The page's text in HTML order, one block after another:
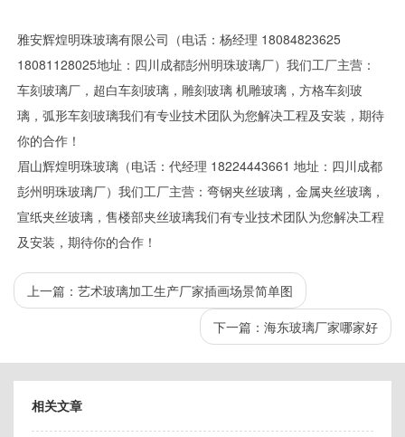
雅安辉煌明珠玻璃有限公司（电话：杨经理 18084823625
18081128025地址：四川成都彭州明珠玻璃厂）我们工厂主营：
车刻玻璃厂，超白车刻玻璃，雕刻玻璃 机雕玻璃，方格车刻玻
璃，弧形车刻玻璃我们有专业技术团队为您解决工程及安装，期待
你的合作！
眉山辉煌明珠玻璃（电话：代经理 18224443661 地址：四川成都
彭州明珠玻璃厂）我们工厂主营：弯钢夹丝玻璃，金属夹丝玻璃，
宣纸夹丝玻璃，售楼部夹丝玻璃我们有专业技术团队为您解决工程
及安装，期待你的合作！
上一篇： 艺术玻璃加工生产厂家插画场景简单图
下一篇： 海东玻璃厂家哪家好
相关文章